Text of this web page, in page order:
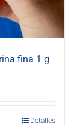
fina 1 g
Detalles